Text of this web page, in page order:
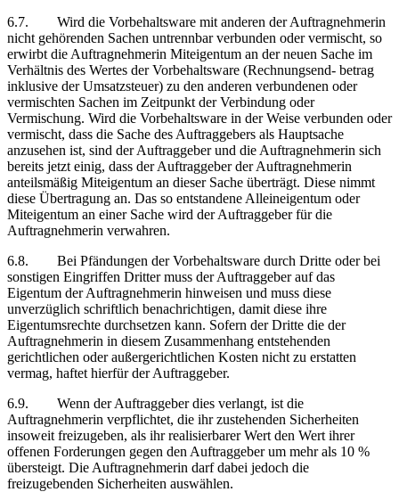
6.7. Wird die Vorbehaltsware mit anderen der Auftragnehmerin
nicht gehörenden Sachen untrennbar verbunden oder vermischt, so
erwirbt die Auftragnehmerin Miteigentum an der neuen Sache im
Verhältnis des Wertes der Vorbehaltsware (Rechnungsend- betrag
inklusive der Umsatzsteuer) zu den anderen verbundenen oder
vermischten Sachen im Zeitpunkt der Verbindung oder
Vermischung. Wird die Vorbehaltsware in der Weise verbunden oder
vermischt, dass die Sache des Auftraggebers als Hauptsache
anzusehen ist, sind der Auftraggeber und die Auftragnehmerin sich
bereits jetzt einig, dass der Auftraggeber der Auftragnehmerin
anteilsmäßig Miteigentum an dieser Sache überträgt. Diese nimmt
diese Übertragung an. Das so entstandene Alleineigentum oder
Miteigentum an einer Sache wird der Auftraggeber für die
Auftragnehmerin verwahren.
6.8. Bei Pfändungen der Vorbehaltsware durch Dritte oder bei
sonstigen Eingriffen Dritter muss der Auftraggeber auf das
Eigentum der Auftragnehmerin hinweisen und muss diese
unverzüglich schriftlich benachrichtigen, damit diese ihre
Eigentumsrechte durchsetzen kann. Sofern der Dritte die der
Auftragnehmerin in diesem Zusammenhang entstehenden
gerichtlichen oder außergerichtlichen Kosten nicht zu erstatten
vermag, haftet hierfür der Auftraggeber.
6.9. Wenn der Auftraggeber dies verlangt, ist die
Auftragnehmerin verpflichtet, die ihr zustehenden Sicherheiten
insoweit freizugeben, als ihr realisierbarer Wert den Wert ihrer
offenen Forderungen gegen den Auftraggeber um mehr als 10 %
übersteigt. Die Auftragnehmerin darf dabei jedoch die
freizugebenden Sicherheiten auswählen.